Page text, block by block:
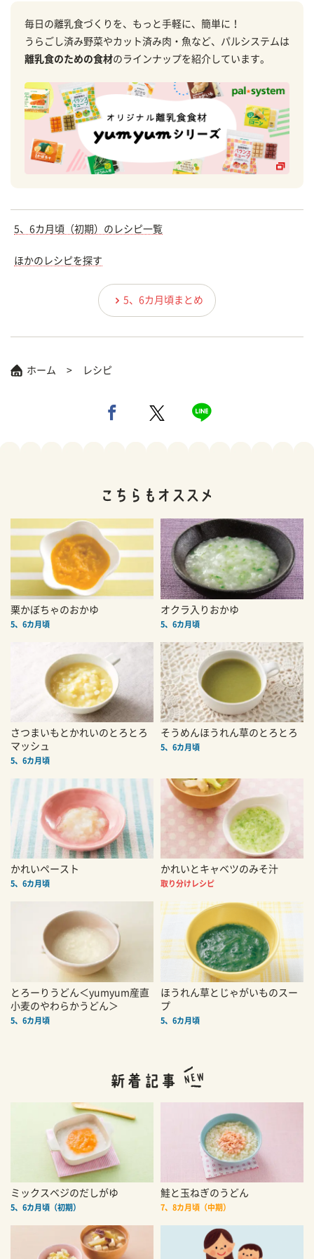
毎日の離乳食づくりを、もっと手軽に、簡単に！
うらごし済み野菜やカット済み肉・魚など、パルシステムは
離乳食のための食材のラインナップを紹介しています。
5、6カ月頃（初期）のレシピ一覧
ほかのレシピを探す
5、6カ月頃まとめ
ホーム レシピ
栗かぼちゃのおかゆ
5、6カ月頃
オクラ入りおかゆ
5、6カ月頃
さつまいもとかれいのとろとろ
マッシュ
5、6カ月頃
そうめんほうれん草のとろとろ
5、6カ月頃
かれいペースト
5、6カ月頃
かれいとキャベツのみそ汁
取り分けレシピ
とろーりうどん＜yumyum産直
小麦のやわらかうどん＞
5、6カ月頃
ほうれん草とじゃがいものスー
プ
5、6カ月頃
ミックスベジのだしがゆ
5、6カ月頃（初期）
鮭と玉ねぎのうどん
7、8カ月頃（中期）